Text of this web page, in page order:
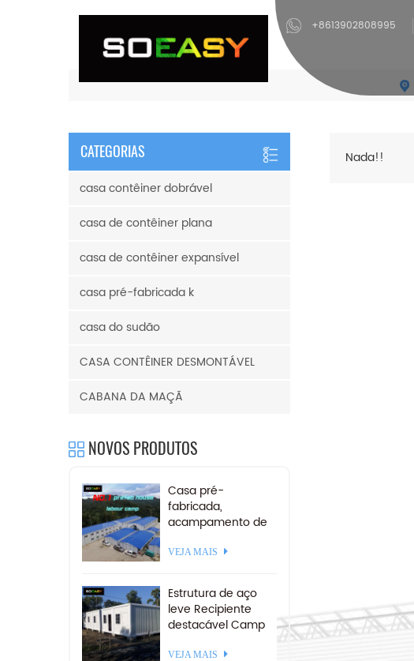
+8613902808995
Nada!!
CATEGORIAS
casa contêiner dobrável
casa de contêiner plana
casa de contêiner expansível
casa pré-fabricada k
casa do sudão
CASA CONTÊINER DESMONTÁVEL
CABANA DA MAÇÃ
NOVOS PRODUTOS
Casa pré-
fabricada,
acampamento de
acomodação,
pré-fabricado para
venda
VEJA MAIS
Estrutura de aço
leve Recipiente
destacável Camp
VEJA MAIS